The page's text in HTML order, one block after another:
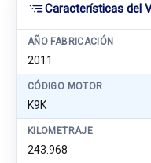
Características del
AÑO FABRICACIÓN
2011
CÓDIGO MOTOR
K9K
KILOMETRAJE
243.968